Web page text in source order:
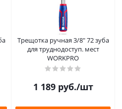
Трещотка ручная 3/8" 72 зуба
для труднодоступ. мест
WORKPRO
1 189руб./шт